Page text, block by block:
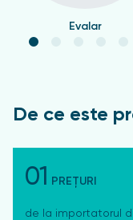
Evalar
De ce este
01 PREȚURI
de la importatorul